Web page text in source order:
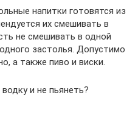
напитки готовятся из
их смешивать в
не смешивать в одной
застолья. Допустимо
а также пиво и виски.
и не пьянеть?